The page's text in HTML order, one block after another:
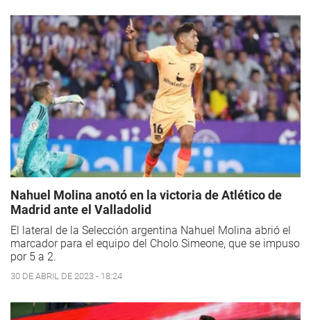
Nahuel Molina anotó en la victoria de Atlético de
Madrid ante el Valladolid
El lateral de la Selección argentina Nahuel Molina abrió el
marcador para el equipo del Cholo Simeone, que se impuso
por 5 a 2.
30 DE ABRIL DE 2023 - 18:24